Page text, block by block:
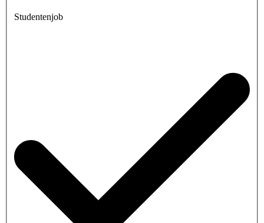
Studentenjob